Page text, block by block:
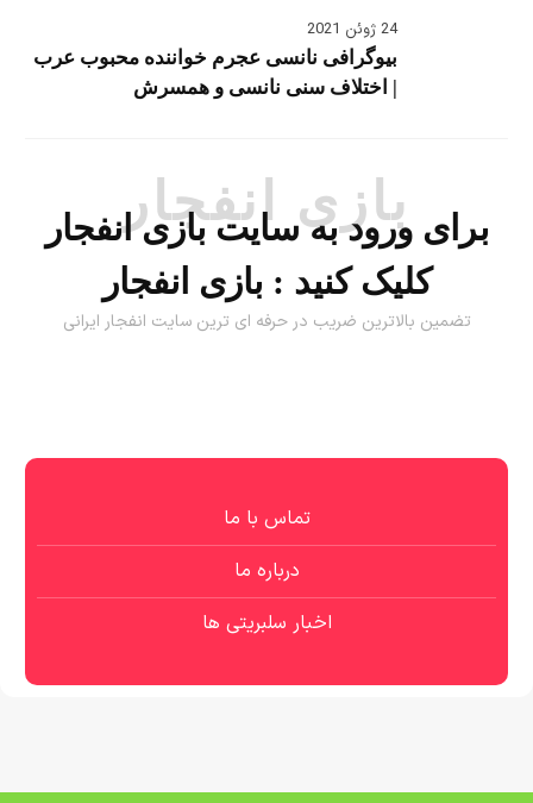
24 ژوئن 2021
بیوگرافی نانسی عجرم خواننده محبوب عرب
| اختلاف سنی نانسی و همسرش
بازی انفجار
برای ورود به سایت بازی انفجار
کلیک کنید : بازی انفجار
تضمین بالاترین ضریب در حرفه ای ترین سایت انفجار ایرانی
تماس با ما
درباره ما
اخبار سلبریتی ها